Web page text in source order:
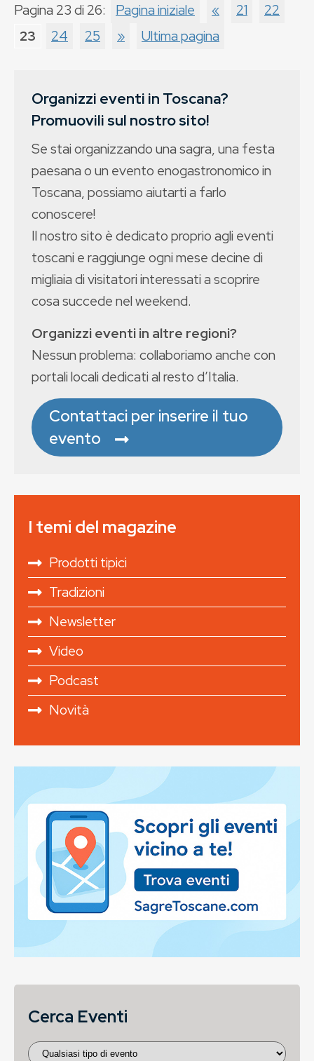
Pagina 23 di 26: Pagina iniziale « 21
22
23
24 25 » Ultima pagina
Organizzi eventi in Toscana?
Promuovili sul nostro sito!
Se stai organizzando una sagra, una festa
paesana o un evento enogastronomico in
Toscana, possiamo aiutarti a farlo
conoscere!
Il nostro sito è dedicato proprio agli eventi
toscani e raggiunge ogni mese decine di
migliaia di visitatori interessati a scoprire
cosa succede nel weekend.
Organizzi eventi in altre regioni?
Nessun problema: collaboriamo anche con
portali locali dedicati al resto d’Italia.
Contattaci per inserire il tuo
evento
I temi del magazine
Prodotti tipici
Tradizioni
Newsletter
Video
Podcast
Novità
Cerca Eventi